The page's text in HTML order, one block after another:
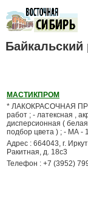
МАСТИКПРОМ
* ЛАКОКРАСОЧНАЯ
работ ; - латексная ,
дисперсионная (
подбор цвета ) ; - МА -
Адрес : 664043, г.
Ракитная, д. 18c3
Телефон : +7 (3952)